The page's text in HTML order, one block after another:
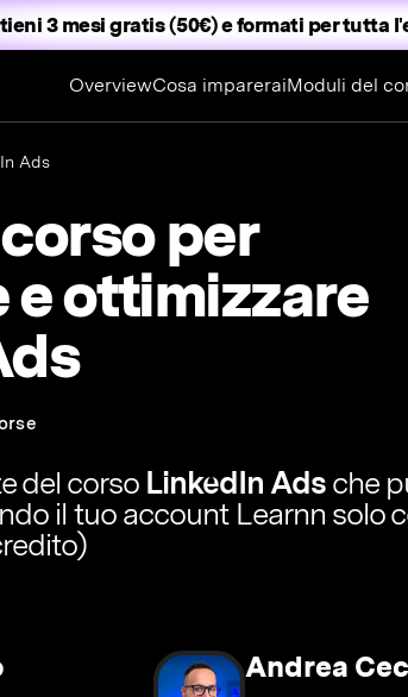
3 mesi gratis (50€) e formati per tutta
OverviewCosa impareraiModuli del
Ads
per
ottimizzare
del corso LinkedIn Adsche
il tuo account Learnn solo
Andrea